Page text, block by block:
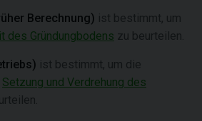
Berechnung) ist bestimmt, um
des Gründungbodens zu beurteilen.
ist bestimmt, um die
Setzung und Verdrehung des